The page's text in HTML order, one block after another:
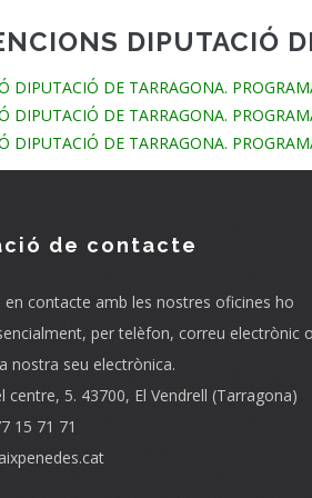
DIPUTACIÓ
DIPUTACIÓ DE TARRAGONA.
DIPUTACIÓ DE TARRAGONA.
DIPUTACIÓ DE TARRAGONA.
de contacte
en contacte amb les nostres oficines ho
per telèfon, correu electrònic o
nostra seu electrònica.
centre, 5. 43700, El Vendrell (Tarragona)
15 71 71